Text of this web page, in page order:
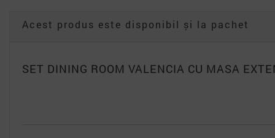
Acest produs este disponibil și la pachet
SET DINING ROOM VALENCIA CU MASA